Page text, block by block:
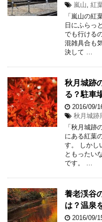
嵐山 紅
「嵐山の紅
日にふらっ
でも行ける
混雑具合も
決して …
秋月城跡
る？駐車
2016/09/
秋月城跡
「秋月城跡
にある紅葉
す。 しかし
ともったい
です。 …
養老渓谷
は？温泉
2016/09/